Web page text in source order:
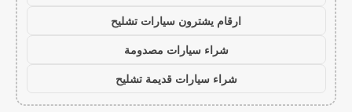
ارقام يشترون سيارات تشليح
شراء سيارات مصدومة
شراء سيارات قديمة تشليح